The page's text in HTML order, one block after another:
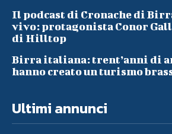
Il podcast di Cronache di
vivo: protagonista Conor
di Hilltop
Birra italiana: trent’anni di
hanno creato un turismo
Ultimi annunci